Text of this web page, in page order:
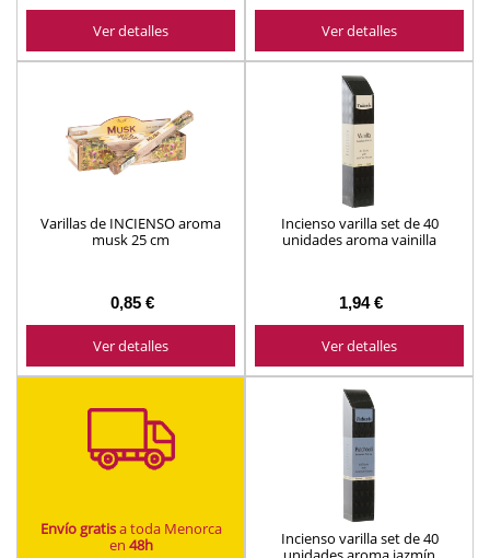
Ver detalles Ver detalles
Varillas de INCIENSO aroma
musk 25 cm
0,85 €
Ver detalles
Incienso varilla set de 40
unidades aroma vainilla
1,94 €
Ver detalles
Envío gratisa toda Menorca
en 48h
Incienso varilla set de 40